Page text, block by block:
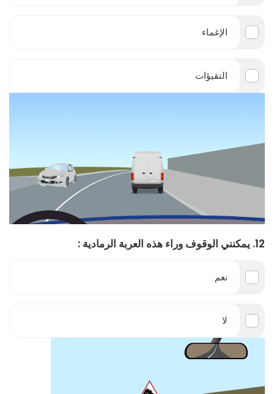
الإغماء
التقيؤات
12. يمكنني الوقوف وراء هذه العربة الرمادية :
نعم
لا